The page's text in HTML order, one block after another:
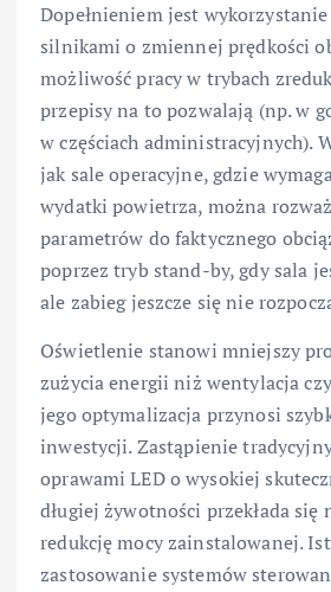
Dopełnieniem jest
silnikami o zmiennej prędkości
możliwość pracy w trybach
przepisy na to pozwalają (np. w
w częściach administracyjnych).
jak sale operacyjne, gdzie
wydatki powietrza, można
parametrów do faktycznego
poprzez tryb stand-by, gdy sala
ale zabieg jeszcze się nie
Oświetlenie stanowi mniejszy
zużycia energii niż wentylacja
jego optymalizacja przynosi
inwestycji. Zastąpienie
oprawami LED o wysokiej
długiej żywotności przekłada się
redukcję mocy zainstalowanej.
zastosowanie systemów